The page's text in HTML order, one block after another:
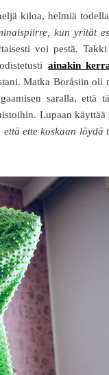
kiloa, helmiä
kun yrität
voi pestä.
ainakin
Matka Boråsiin oli
saralla, että
Lupaan käyttää
että ette koskaan löydä